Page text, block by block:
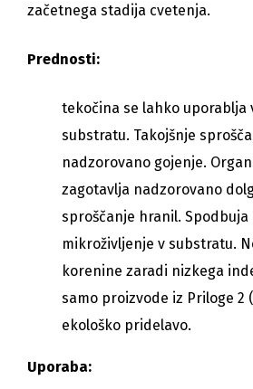
začetnega stadija cvetenja.
Prednosti:
tekočina se lahko uporablja
substratu. Takojšnje
nadzorovano gojenje.
zagotavlja nadzorovano
sproščanje hranil.
mikroživljenje v substratu.
korenine zaradi nizkega
samo proizvode iz Priloge 2
ekološko pridelavo.
Uporaba: